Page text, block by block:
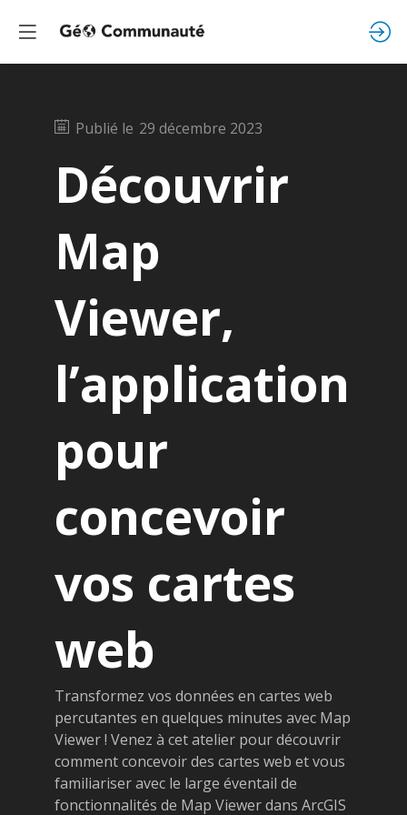
Publié le 29 décembre 2023
Découvrir
Map
Viewer,
l’application
pour
concevoir
vos cartes
web
Transformez vos données en cartes web
percutantes en quelques minutes avec Map
Viewer ! Venez à cet atelier pour découvrir
comment concevoir des cartes web et vous
familiariser avec le large éventail de
fonctionnalités de Map Viewer dans ArcGIS